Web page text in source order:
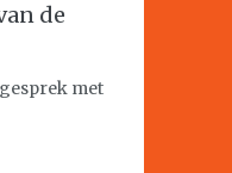
de
met